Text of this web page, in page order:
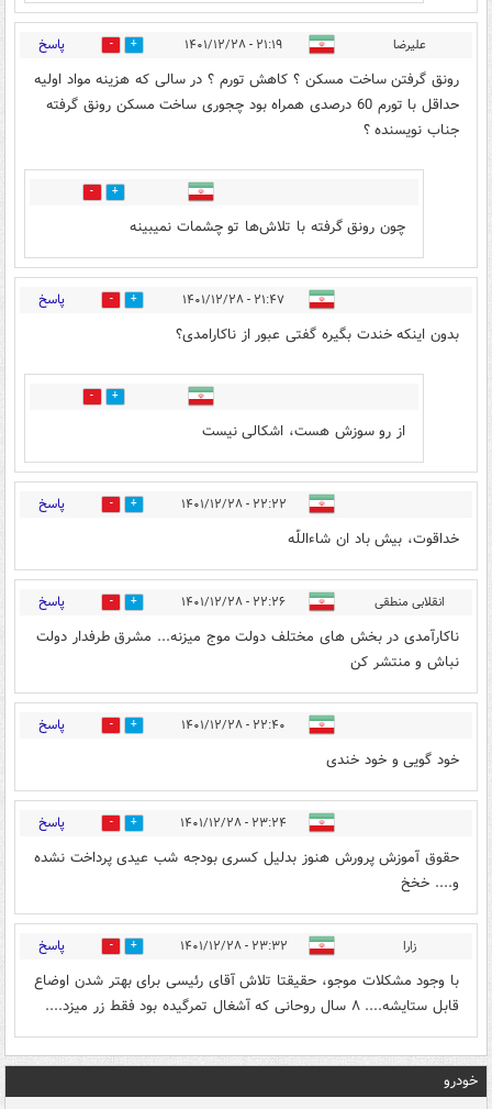
علیرضا ۲۱:۱۹ - ۱۴۰۱/۱۲/۲۸ 11 پاسخ
رونق گرفتن ساخت مسکن ؟ کاهش تورم ؟ در سالی که هزینه مواد اولیه
حداقل با تورم 60 درصدی همراه بود چجوری ساخت مسکن رونق گرفته
جناب نویسنده ؟
2
چون رونق گرفته با تلاش‌ها تو چشمات نمیبینه
۲۱:۴۷ - ۱۴۰۱/۱۲/۲۸ 11 پاسخ
بدون اینکه خندت بگیره گفتی عبور از ناکارامدی؟
1
از رو سوزش هست، اشکالی نیست
۲۲:۲۲ - ۱۴۰۱/۱۲/۲۸ 1 پاسخ
خداقوت، بیش باد ان شاءاللّٰه
انقلابی منطقی ۲۲:۲۶ - ۱۴۰۱/۱۲/۲۸ 6 پاسخ
ناکارآمدی در بخش های مختلف دولت موج میزنه... مشرق طرفدار دولت
نباش و منتشر کن
۲۲:۴۰ - ۱۴۰۱/۱۲/۲۸ 4 پاسخ
خود گویی و خود خندی
۲۳:۲۴ - ۱۴۰۱/۱۲/۲۸ 4 پاسخ
حقوق آموزش پرورش هنوز بدلیل کسری بودجه شب عیدی پرداخت نشده
و.... خخخ
زارا ۲۳:۳۲ - ۱۴۰۱/۱۲/۲۸ 3 پاسخ
با وجود مشکلات موجو، حقیقتا تلاش آقای رئیسی برای بهتر شدن اوضاع
قابل ستایشه.... ۸ سال روحانی که آشغال تمرگیده بود فقط زر میزد....
خودرو